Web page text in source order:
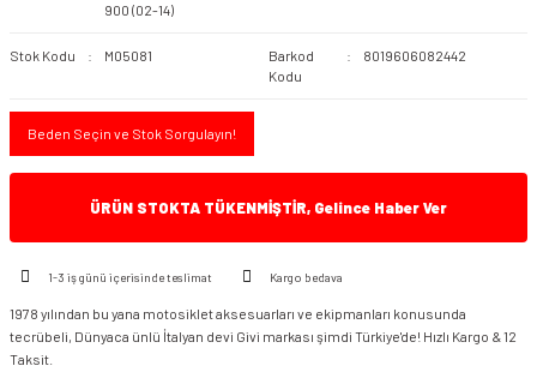
900 (02-14)
Stok Kodu M05081
Barkod
Kodu
8019606082442
Beden Seçin ve Stok Sorgulayın!
ÜRÜN STOKTA TÜKENMİŞTİR, Gelince Haber Ver
1-3 iş günü içerisinde teslimat Kargo bedava
1978 yılından bu yana motosiklet aksesuarları ve ekipmanları konusunda
tecrübeli, Dünyaca ünlü İtalyan devi Givi markası şimdi Türkiye'de! Hızlı Kargo & 12
Taksit.